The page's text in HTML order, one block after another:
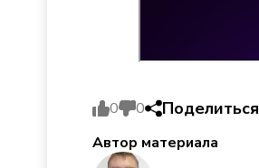
0 0 Поделиться
Автор материала